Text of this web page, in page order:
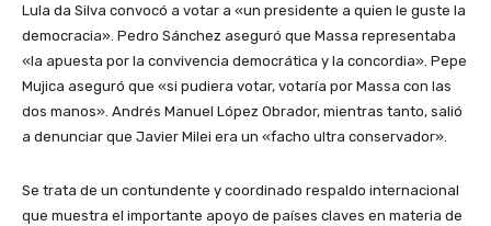
Lula da Silva convocó a votar a «un presidente a quien le guste la
democracia». Pedro Sánchez aseguró que Massa representaba
«la apuesta por la convivencia democrática y la concordia». Pepe
Mujica aseguró que «si pudiera votar, votaría por Massa con las
dos manos». Andrés Manuel López Obrador, mientras tanto, salió
a denunciar que Javier Milei era un «facho ultra conservador».
Se trata de un contundente y coordinado respaldo internacional
que muestra el importante apoyo de países claves en materia de